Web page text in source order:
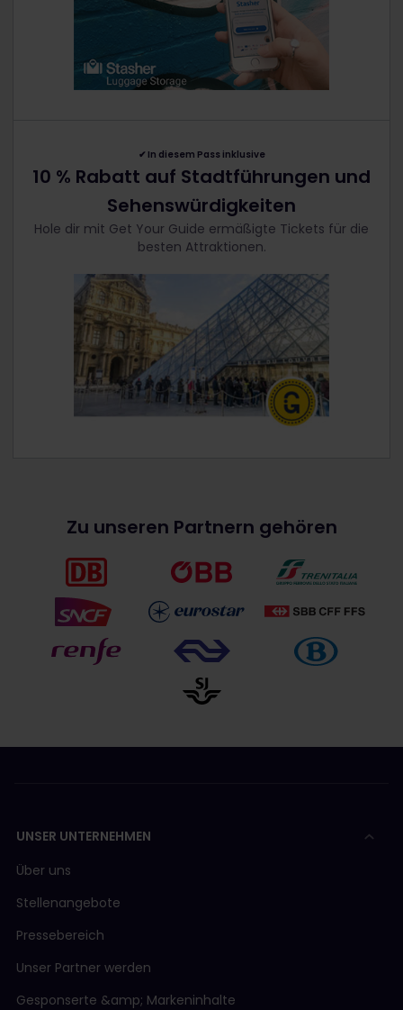
✔︎ In diesem Pass inklusive
10 % Rabatt auf Stadtführungen und
Sehenswürdigkeiten
Hole dir mit Get Your Guide ermäßigte Tickets für die
besten Attraktionen.
Zu unseren Partnern gehören
UNSER UNTERNEHMEN
Über uns
Stellenangebote
Pressebereich
Unser Partner werden
Gesponserte &amp; Markeninhalte